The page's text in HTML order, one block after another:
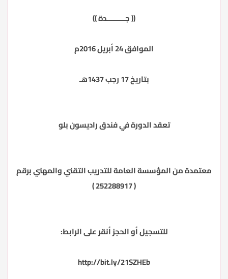
((جـــــــــدة))
الموافق 24 أبريل 2016م
بتاريخ 17 رجب 1437هـ
تعقد الدورة في فندق راديسون بلو
معتمدة من المؤسسة العامة للتدريب التقني والمهني برقم
( 252288917 )
للتسجيل أو الحجز أنقر على الرابط:
http://bit.ly/21SZHEb